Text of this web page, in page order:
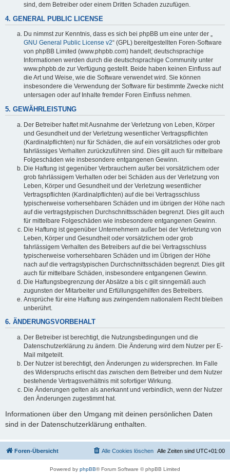
sind, dem Betreiber oder einem Dritten Schaden zuzufügen.
4. GENERAL PUBLIC LICENSE
Du nimmst zur Kenntnis, dass es sich bei phpBB um eine unter der „
GNU General Public License v2“ (GPL) bereitgestellten Foren-Software
von phpBB Limited (www.phpbb.com) handelt; deutschsprachige
Informationen werden durch die deutschsprachige Community unter
www.phpbb.de zur Verfügung gestellt. Beide haben keinen Einfluss auf
die Art und Weise, wie die Software verwendet wird. Sie können
insbesondere die Verwendung der Software für bestimmte Zwecke nicht
untersagen oder auf Inhalte fremder Foren Einfluss nehmen.
5. GEWÄHRLEISTUNG
Der Betreiber haftet mit Ausnahme der Verletzung von Leben, Körper
und Gesundheit und der Verletzung wesentlicher Vertragspflichten
(Kardinalpflichten) nur für Schäden, die auf ein vorsätzliches oder grob
fahrlässiges Verhalten zurückzuführen sind. Dies gilt auch für mittelbare
Folgeschäden wie insbesondere entgangenen Gewinn.
Die Haftung ist gegenüber Verbrauchern außer bei vorsätzlichem oder
grob fahrlässigem Verhalten oder bei Schäden aus der Verletzung von
Leben, Körper und Gesundheit und der Verletzung wesentlicher
Vertragspflichten (Kardinalpflichten) auf die bei Vertragsschluss
typischerweise vorhersehbaren Schäden und im übrigen der Höhe nach
auf die vertragstypischen Durchschnittsschäden begrenzt. Dies gilt auch
für mittelbare Folgeschäden wie insbesondere entgangenen Gewinn.
Die Haftung ist gegenüber Unternehmern außer bei der Verletzung von
Leben, Körper und Gesundheit oder vorsätzlichem oder grob
fahrlässigem Verhalten des Betreibers auf die bei Vertragsschluss
typischerweise vorhersehbaren Schäden und im Übrigen der Höhe
nach auf die vertragstypischen Durchschnittsschäden begrenzt. Dies gilt
auch für mittelbare Schäden, insbesondere entgangenen Gewinn.
Die Haftungsbegrenzung der Absätze a bis c gilt sinngemäß auch
zugunsten der Mitarbeiter und Erfüllungsgehilfen des Betreibers.
Ansprüche für eine Haftung aus zwingendem nationalem Recht bleiben
unberührt.
6. ÄNDERUNGSVORBEHALT
Der Betreiber ist berechtigt, die Nutzungsbedingungen und die
Datenschutzerklärung zu ändern. Die Änderung wird dem Nutzer per E-
Mail mitgeteilt.
Der Nutzer ist berechtigt, den Änderungen zu widersprechen. Im Falle
des Widerspruchs erlischt das zwischen dem Betreiber und dem Nutzer
bestehende Vertragsverhältnis mit sofortiger Wirkung.
Die Änderungen gelten als anerkannt und verbindlich, wenn der Nutzer
den Änderungen zugestimmt hat.
Informationen über den Umgang mit deinen persönlichen Daten
sind in der Datenschutzerklärung enthalten.
Foren-Übersicht Alle Zeiten sind UTC+01:00
Alle Cookies löschen
Powered by phpBB® Forum Software © phpBB Limited